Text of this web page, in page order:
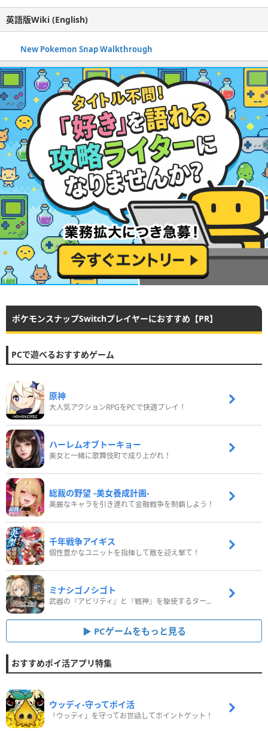
英語版Wiki (English)
New Pokemon Snap Walkthrough
ポケモンスナップSwitchプレイヤーにおすすめ【PR】
PCで遊べるおすすめゲーム
原神
大人気アクションRPGをPCで快適プレイ！
ハーレムオブトーキョー
美女と一緒に歌舞伎町で成り上がれ！
総裁の野望 -美女養成計画-
美麗なキャラを引き連れて金融戦争を制覇しよう！
千年戦争アイギス
個性豊かなユニットを指揮して敵を迎え撃て！
ミナシゴノシゴト
武器の『アビリティ』と『戦神』を駆使するターン制コマンドバトルRPG！
PCゲームをもっと見る
おすすめポイ活アプリ特集
ウッディ‐守ってポイ活
「ウッディ」を守ってお世話してポイントゲット！